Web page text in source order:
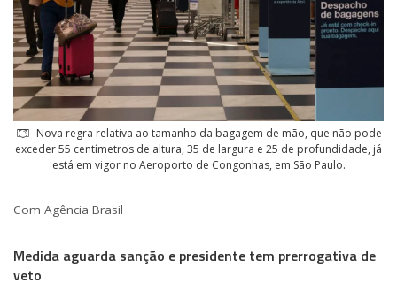
Nova regra relativa ao tamanho da bagagem de mão, que não pode
exceder 55 centímetros de altura, 35 de largura e 25 de profundidade, já
está em vigor no Aeroporto de Congonhas, em São Paulo.
Com Agência Brasil
Medida aguarda sanção e presidente tem prerrogativa de
veto